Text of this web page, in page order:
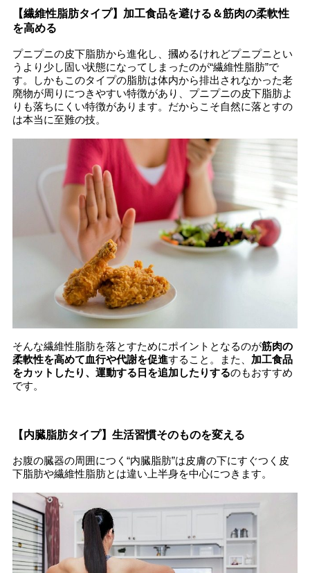
【繊維性脂肪タイプ】加工食品を避ける＆筋肉の柔軟性
を高める
プニプニの皮下脂肪から進化し、摑めるけれどプニプニとい
うより少し固い状態になってしまったのが“繊維性脂肪”で
す。しかもこのタイプの脂肪は体内から排出されなかった老
廃物が周りにつきやすい特徴があり、プニプニの皮下脂肪よ
りも落ちにくい特徴があります。だからこそ自然に落とすの
は本当に至難の技。
そんな繊維性脂肪を落とすためにポイントとなるのが筋肉の
柔軟性を高めて血行や代謝を促進すること。また、 加工食品
をカットしたり、運動する日を追加したりするのもおすすめ
です。
【内臓脂肪タイプ】生活習慣そのものを変える
お腹の臓器の周囲につく“内臓脂肪”は皮膚の下にすぐつく皮
下脂肪や繊維性脂肪とは違い上半身を中心につきます。